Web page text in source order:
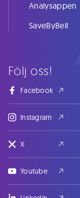
Följ oss!
Facebook
Instagram
X
Youtube
Analysappen
SaveByBell